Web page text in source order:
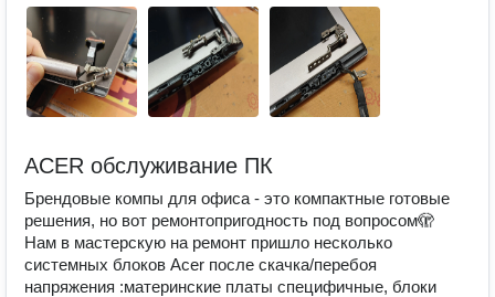
ACER обслуживание ПК
Брендовые компы для офиса - это компактные готовые
решения, но вот ремонтопригодность под вопросом🫣
Нам в мастерскую на ремонт пришло несколько
системных блоков Acer после скачка/перебоя
напряжения :материнские платы специфичные, блоки